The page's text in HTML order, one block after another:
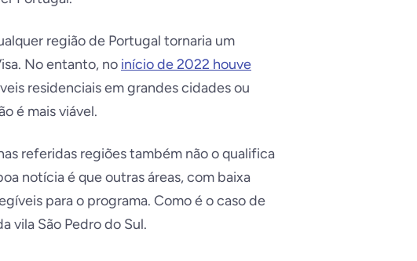
região de Portugal tornaria um
No entanto, no início de 2022 houve
residenciais em grandes cidades ou
é mais viável.
referidas regiões também não o qualifica
notícia é que outras áreas, com baixa
para o programa. Como é o caso de
vila São Pedro do Sul.